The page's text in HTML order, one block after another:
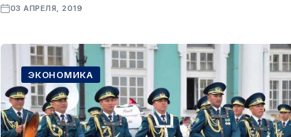
03 АПРЕЛЯ, 2019
ЭКОНОМИКА